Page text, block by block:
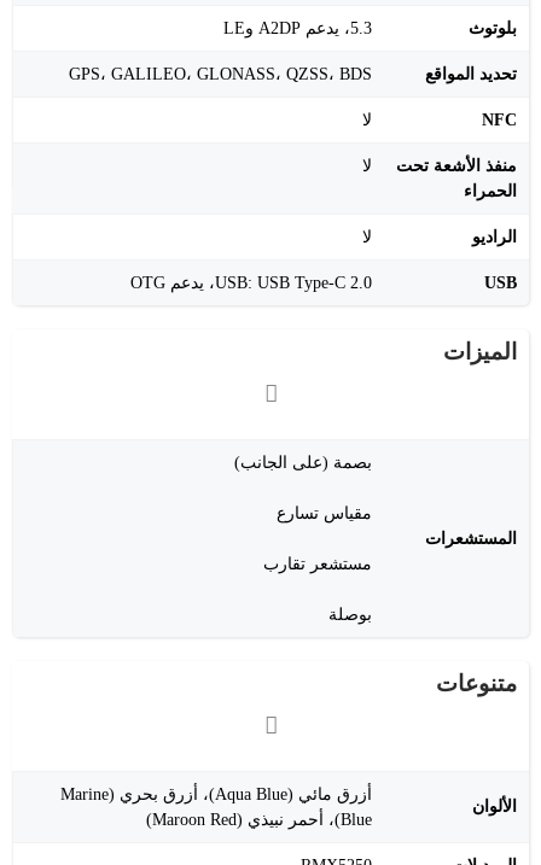
بلوتوث ‎5.3، يدعم A2DP وLE
تحديد المواقع GPS، GALILEO، GLONASS، QZSS، BDS
NFC لا
منفذ الأشعة تحت
الحمراء
لا
الراديو لا
USB USB: ‎USB Type-C 2.0، يدعم OTG
الميزات
المستشعرات
بصمة (على الجانب)
مقياس تسارع
مستشعر تقارب
بوصلة
متنوعات
الألوان
أزرق مائي (Aqua Blue)، أزرق بحري (Marine
Blue)، أحمر نبيذي (Maroon Red)